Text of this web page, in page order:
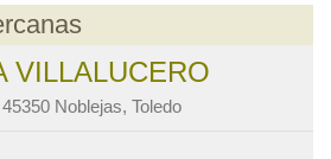
VILLALUCERO
Noblejas, Toledo